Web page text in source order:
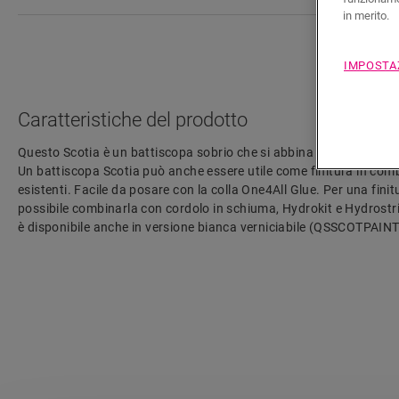
Caratteristiche del prodotto
Questo Scotia è un battiscopa sobrio che si abbina
Un battiscopa Scotia può anche essere utile come finitura in
esistenti. Facile da posare con la colla One4All Glue. Per una
possibile combinarla con cordolo in schiuma, Hydrokit e
è disponibile anche in versione bianca verniciabile
in merito.